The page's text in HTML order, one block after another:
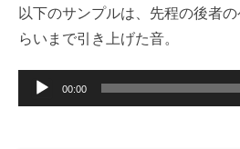
以下のサンプルは、先程の後者
らいまで引き上げた音。
声
00:00